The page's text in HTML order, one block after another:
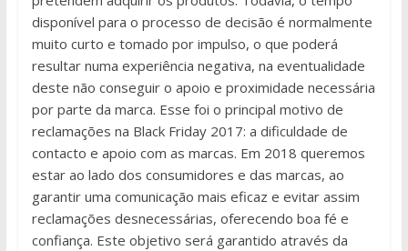
disponível para o processo de decisão é normalmente
muito curto e tomado por impulso, o que poderá
resultar numa experiência negativa, na eventualidade
deste não conseguir o apoio e proximidade necessária
por parte da marca. Esse foi o principal motivo de
reclamações na Black Friday 2017: a dificuldade de
contacto e apoio com as marcas. Em 2018 queremos
estar ao lado dos consumidores e das marcas, ao
garantir uma comunicação mais eficaz e evitar assim
reclamações desnecessárias, oferecendo boa fé e
confiança. Este objetivo será garantido através da